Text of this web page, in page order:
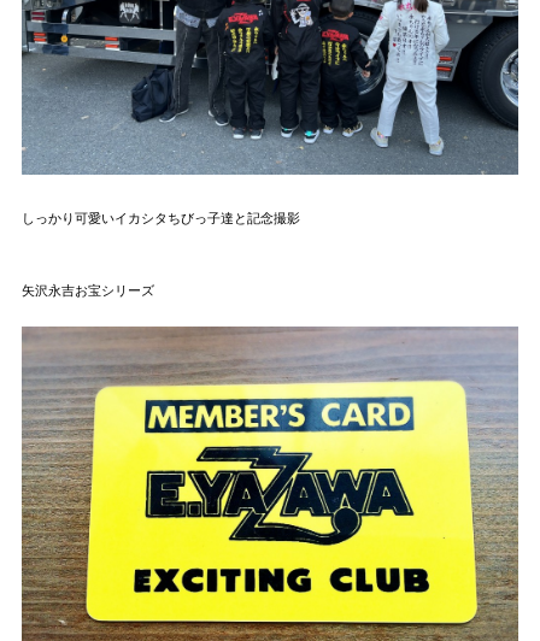
しっかり可愛いイカシタちびっ子達と記念撮影
矢沢永吉お宝シリーズ